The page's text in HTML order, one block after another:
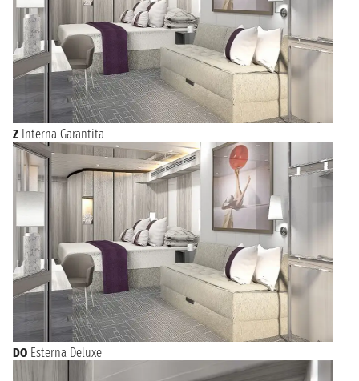
Z Interna Garantita
DO Esterna Deluxe